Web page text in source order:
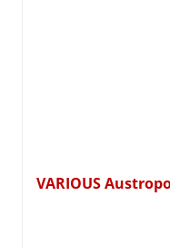
VARIOUS